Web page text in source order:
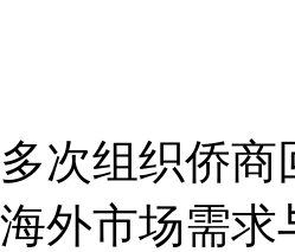
多次组织侨
海外市场需求